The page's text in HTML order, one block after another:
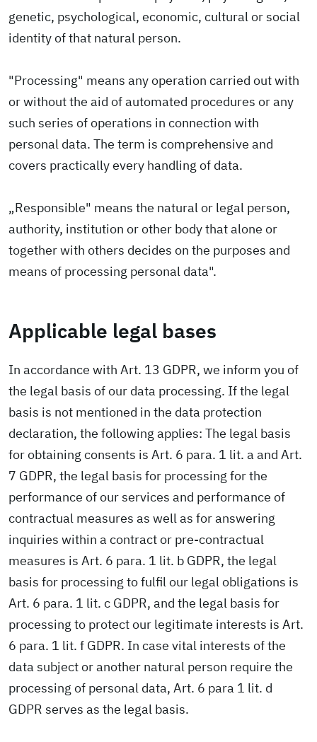
genetic, psychological, economic, cultural or social
identity of that natural person.
"Processing" means any operation carried out with
or without the aid of automated procedures or any
such series of operations in connection with
personal data. The term is comprehensive and
covers practically every handling of data.
„Responsible" means the natural or legal person,
authority, institution or other body that alone or
together with others decides on the purposes and
means of processing personal data".
Applicable legal bases
In accordance with Art. 13 GDPR, we inform you of
the legal basis of our data processing. If the legal
basis is not mentioned in the data protection
declaration, the following applies: The legal basis
for obtaining consents is Art. 6 para. 1 lit. a and Art.
7 GDPR, the legal basis for processing for the
performance of our services and performance of
contractual measures as well as for answering
inquiries within a contract or pre-contractual
measures is Art. 6 para. 1 lit. b GDPR, the legal
basis for processing to fulfil our legal obligations is
Art. 6 para. 1 lit. c GDPR, and the legal basis for
processing to protect our legitimate interests is Art.
6 para. 1 lit. f GDPR. In case vital interests of the
data subject or another natural person require the
processing of personal data, Art. 6 para 1 lit. d
GDPR serves as the legal basis.